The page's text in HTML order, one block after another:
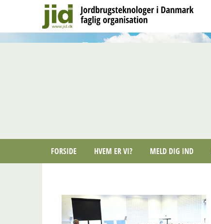
FORSIDE HVEM ER VI? MELD DIG IND